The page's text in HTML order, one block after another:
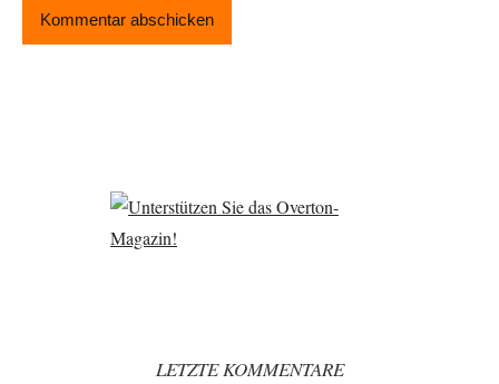
LETZTE KOMMENTARE